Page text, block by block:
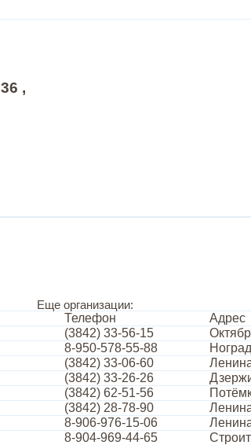
,
Еще организации:
Телефон
Адрес
(3842) 33-56-15
8-950-578-55-88
(3842) 33-06-60
(3842) 33-26-26
(3842) 62-51-56
(3842) 28-78-90
8-906-976-15-06
8-904-969-44-65